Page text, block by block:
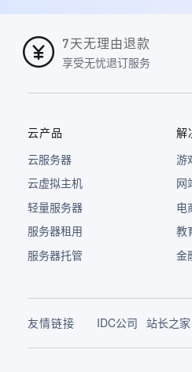
7天无理由退款
享受无忧退订服务
云产品
云服务器
云虚拟主机
轻量服务器
服务器租用
服务器托管
解
游
网
电
教
金
友情链接 IDC公司 站长之家